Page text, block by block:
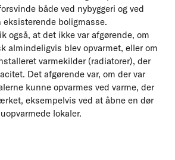
både ved nybyggeri og ved
boligmasse.
også, at det ikke var afgørende, om
almindeligvis blev opvarmet, eller om
varmekilder (radiatorer), der
Det afgørende var, om der var
kunne opvarmes ved varme, der
eksempelvis ved at åbne en dør
lokaler.